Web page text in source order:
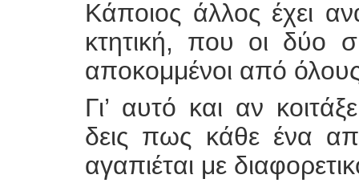
Κάποιος άλλος έχει
κτητική, που οι δύο
αποκομμένοι από
Γι’ αυτό και αν
δεις πως κάθε ένα
αγαπιέται με